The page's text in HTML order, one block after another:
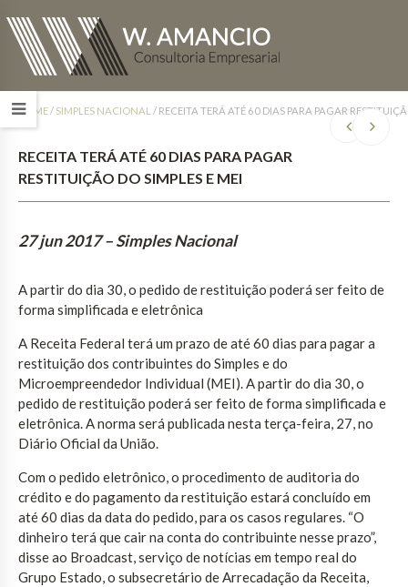
HOME/ SIMPLES NACIONAL / RECEITA TERÁ ATÉ 60 DIAS PARA PAGAR
RECEITA TERÁ ATÉ 60 DIAS PARA PAGAR
RESTITUIÇÃO DO SIMPLES E MEI
27 jun 2017 – Simples Nacional
A partir do dia 30, o pedido de restituição poderá ser feito de
forma simplificada e eletrônica
A Receita Federal terá um prazo de até 60 dias para pagar a
restituição dos contribuintes do Simples e do
Microempreendedor Individual (MEI). A partir do dia 30, o
pedido de restituição poderá ser feito de forma simplificada e
eletrônica. A norma será publicada nesta terça-feira, 27, no
Diário Oficial da União.
Com o pedido eletrônico, o procedimento de auditoria do
crédito e do pagamento da restituição estará concluído em
até 60 dias da data do pedido, para os casos regulares. “O
dinheiro terá que cair na conta do contribuinte nesse prazo”,
disse ao Broadcast, serviço de notícias em tempo real do
Grupo Estado, o subsecretário de Arrecadação da Receita,